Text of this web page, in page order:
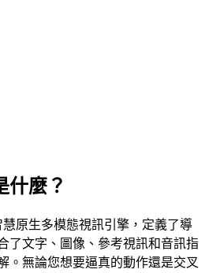
什麼？
慧原生多模態視訊引擎，定義了導
了文字、圖像、參考視訊和音訊指
。無論您想要逼真的動作還是交叉